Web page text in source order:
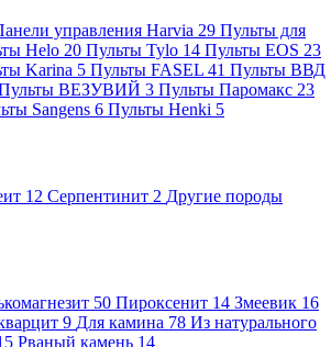
управления Harvia 29 Пульты для
Helo 20 Пульты Tylo 14 Пульты EOS 23
Karina 5 Пульты FASEL 41 Пульты ВВД
ВЕЗУВИЙ 3 Пульты Паромакс 23
Sangens 6 Пульты Henki 5
12 Серпентинит 2 Другие породы
50 Пироксенит 14 Змеевик 16
9 Для камина 78 Из натурального
Рваный камень 14